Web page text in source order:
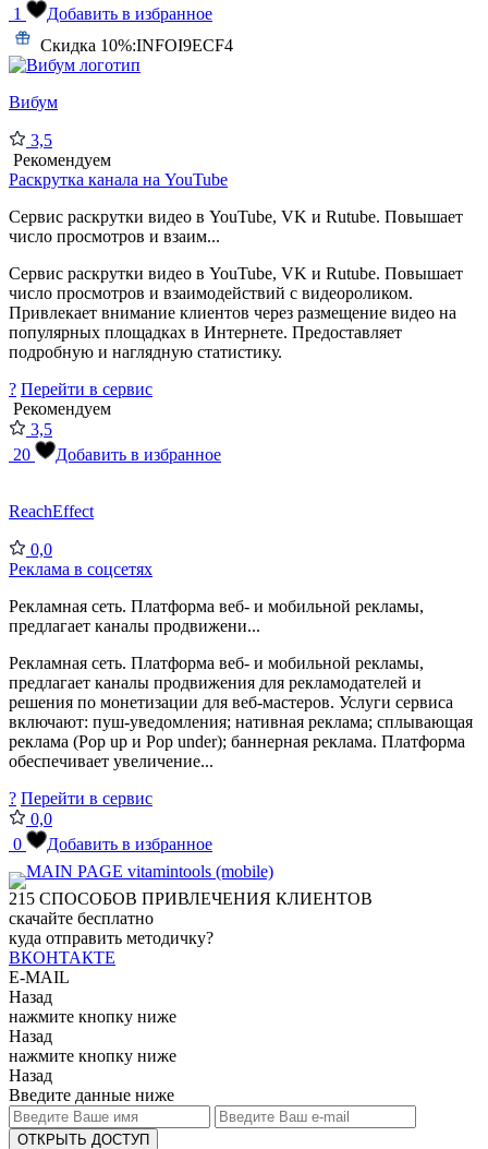
1
Добавить в избранное
Скидка 10%:INFOI9ECF4
Вибум
3,5
Рекомендуем
Раскрутка канала на YouTube
Сервис раскрутки видео в YouTube, VK и Rutube. Повышает
число просмотров и взаим...
Сервис раскрутки видео в YouTube, VK и Rutube. Повышает
число просмотров и взаимодействий с видеороликом.
Привлекает внимание клиентов через размещение видео на
популярных площадках в Интернете. Предоставляет
подробную и наглядную статистику.
? Перейти в сервис
Рекомендуем
3,5
20
Добавить в избранное
ReachEffect
0,0
Реклама в соцсетях
Рекламная сеть. Платформа веб- и мобильной рекламы,
предлагает каналы продвижени...
Рекламная сеть. Платформа веб- и мобильной рекламы,
предлагает каналы продвижения для рекламодателей и
решения по монетизации для веб-мастеров. Услуги сервиса
включают: пуш-уведомления; нативная реклама; сплывающая
реклама (Pop up и Pop under); баннерная реклама. Платформа
обеспечивает увеличение...
? Перейти в сервис
0,0
0
Добавить в избранное
215 СПОСОБОВ ПРИВЛЕЧЕНИЯ КЛИЕНТОВ
скачайте бесплатно
куда отправить методичку?
ВКОНТАКТЕ
E-MAIL
Назад
нажмите кнопку ниже
Назад
нажмите кнопку ниже
Назад
Введите данные ниже
ОТКРЫТЬ ДОСТУП